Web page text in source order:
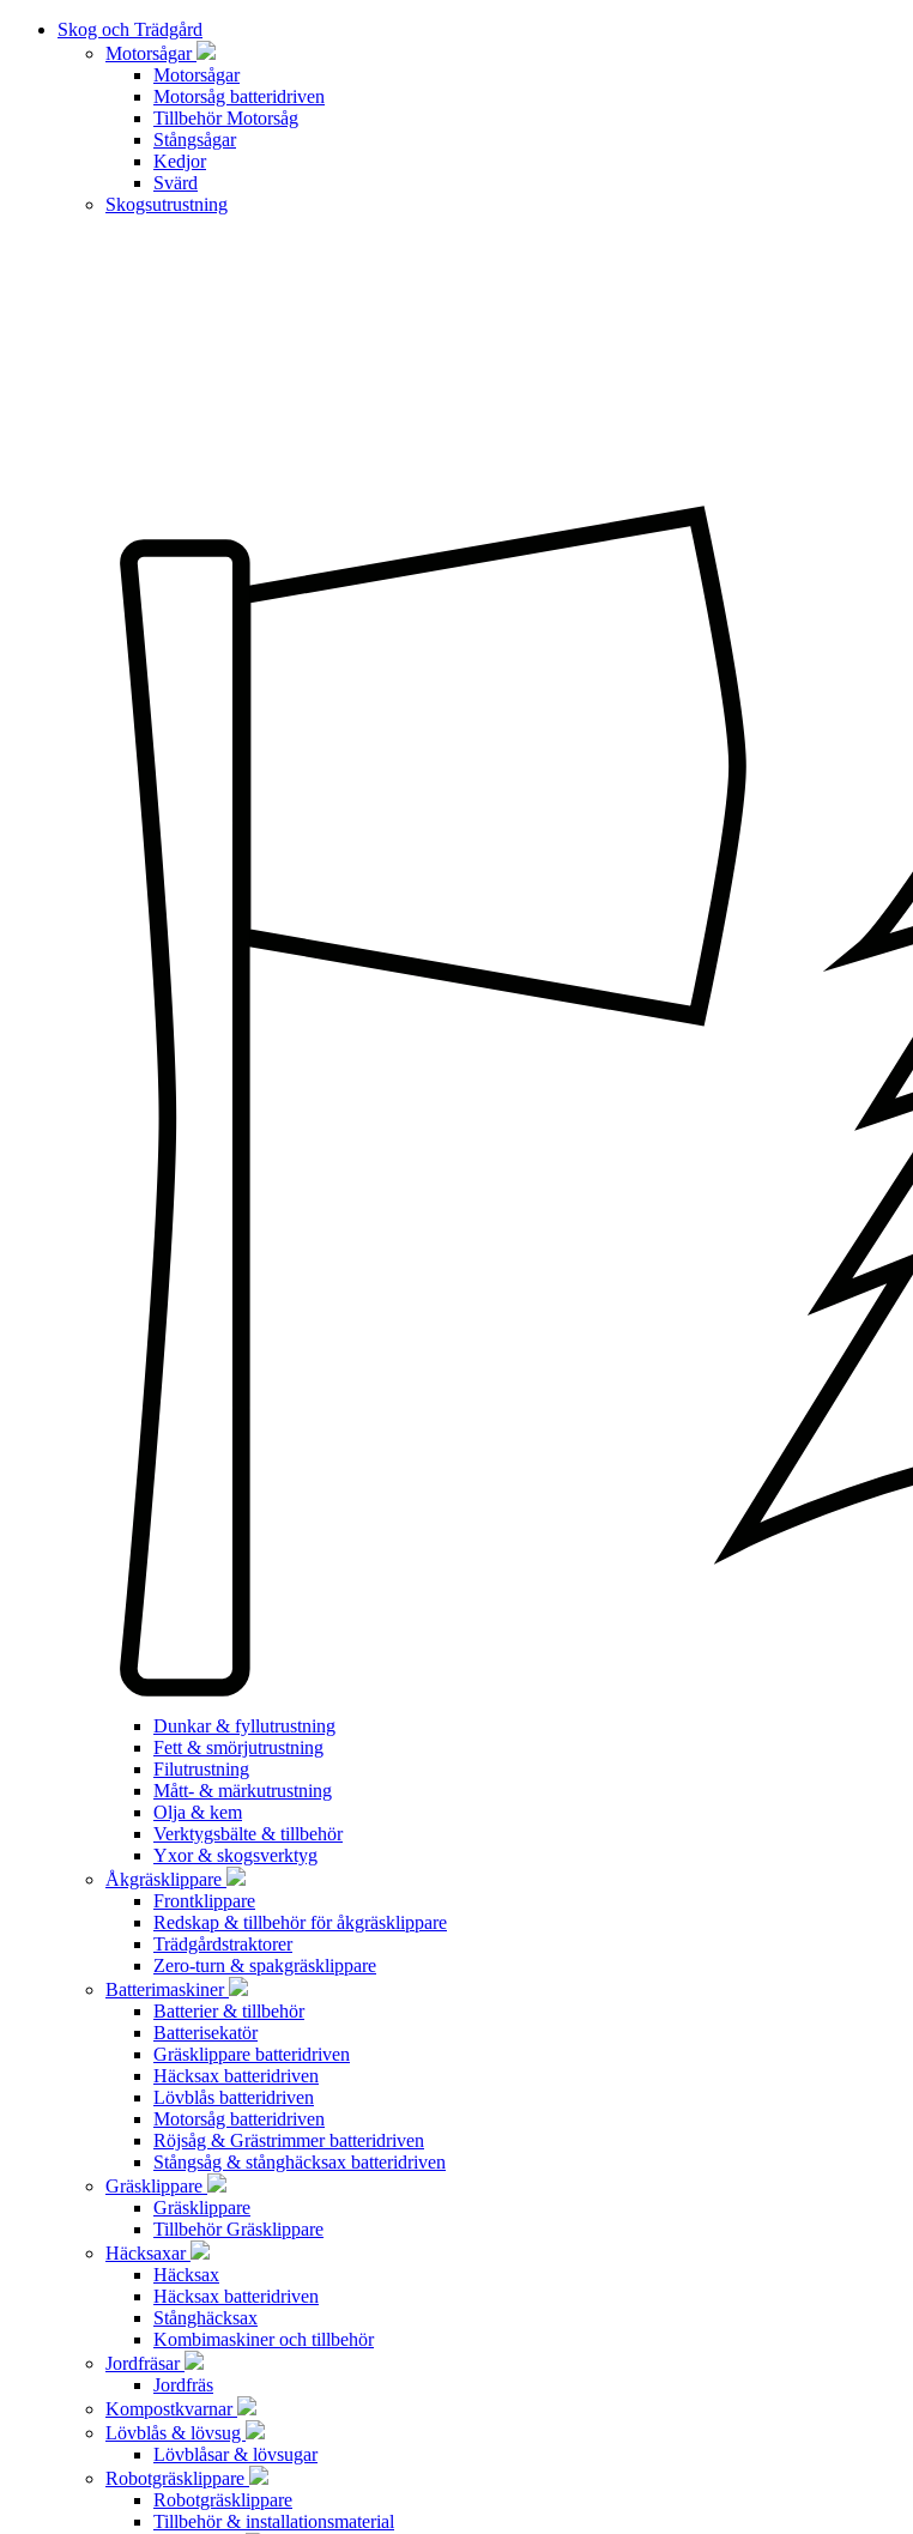
Skog och Trädgård
Motorsågar
Motorsågar
Motorsåg batteridriven
Tillbehör Motorsåg
Stångsågar
Kedjor
Svärd
Skogsutrustning
Dunkar & fyllutrustning
Fett & smörjutrustning
Filutrustning
Mått- & märkutrustning
Olja & kem
Verktygsbälte & tillbehör
Yxor & skogsverktyg
Åkgräsklippare
Frontklippare
Redskap & tillbehör för åkgräsklippare
Trädgårdstraktorer
Zero-turn & spakgräsklippare
Batterimaskiner
Batterier & tillbehör
Batterisekatör
Gräsklippare batteridriven
Häcksax batteridriven
Lövblås batteridriven
Motorsåg batteridriven
Röjsåg & Grästrimmer batteridriven
Stångsåg & stånghäcksax batteridriven
Gräsklippare
Gräsklippare
Tillbehör Gräsklippare
Häcksaxar
Häcksax
Häcksax batteridriven
Stånghäcksax
Kombimaskiner och tillbehör
Jordfräsar
Jordfräs
Kompostkvarnar
Lövblås & lövsug
Lövblåsar & lövsugar
Robotgräsklippare
Robotgräsklippare
Tillbehör & installationsmaterial